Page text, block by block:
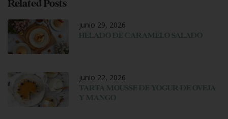
Related Posts
junio 29, 2026
HELADO DE CARAMELO SALADO
junio 22, 2026
TARTA MOUSSE DE YOGUR DE OVEJA
Y MANGO